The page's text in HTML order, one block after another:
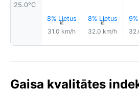
25.0°C
8% Lietus
↑
31.0 km/h
8% Lietus
↑
32.0 km/h
Gaisa kvalitātes